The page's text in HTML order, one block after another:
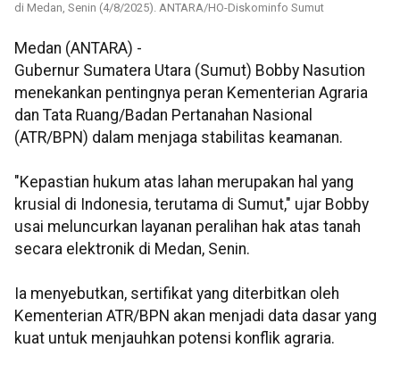
di Medan, Senin (4/8/2025). ANTARA/HO-Diskominfo Sumut
Medan (ANTARA) -
Gubernur Sumatera Utara (Sumut) Bobby Nasution
menekankan pentingnya peran Kementerian Agraria
dan Tata Ruang/Badan Pertanahan Nasional
(ATR/BPN) dalam menjaga stabilitas keamanan.
"Kepastian hukum atas lahan merupakan hal yang
krusial di Indonesia, terutama di Sumut," ujar Bobby
usai meluncurkan layanan peralihan hak atas tanah
secara elektronik di Medan, Senin.
Ia menyebutkan, sertifikat yang diterbitkan oleh
Kementerian ATR/BPN akan menjadi data dasar yang
kuat untuk menjauhkan potensi konflik agraria.